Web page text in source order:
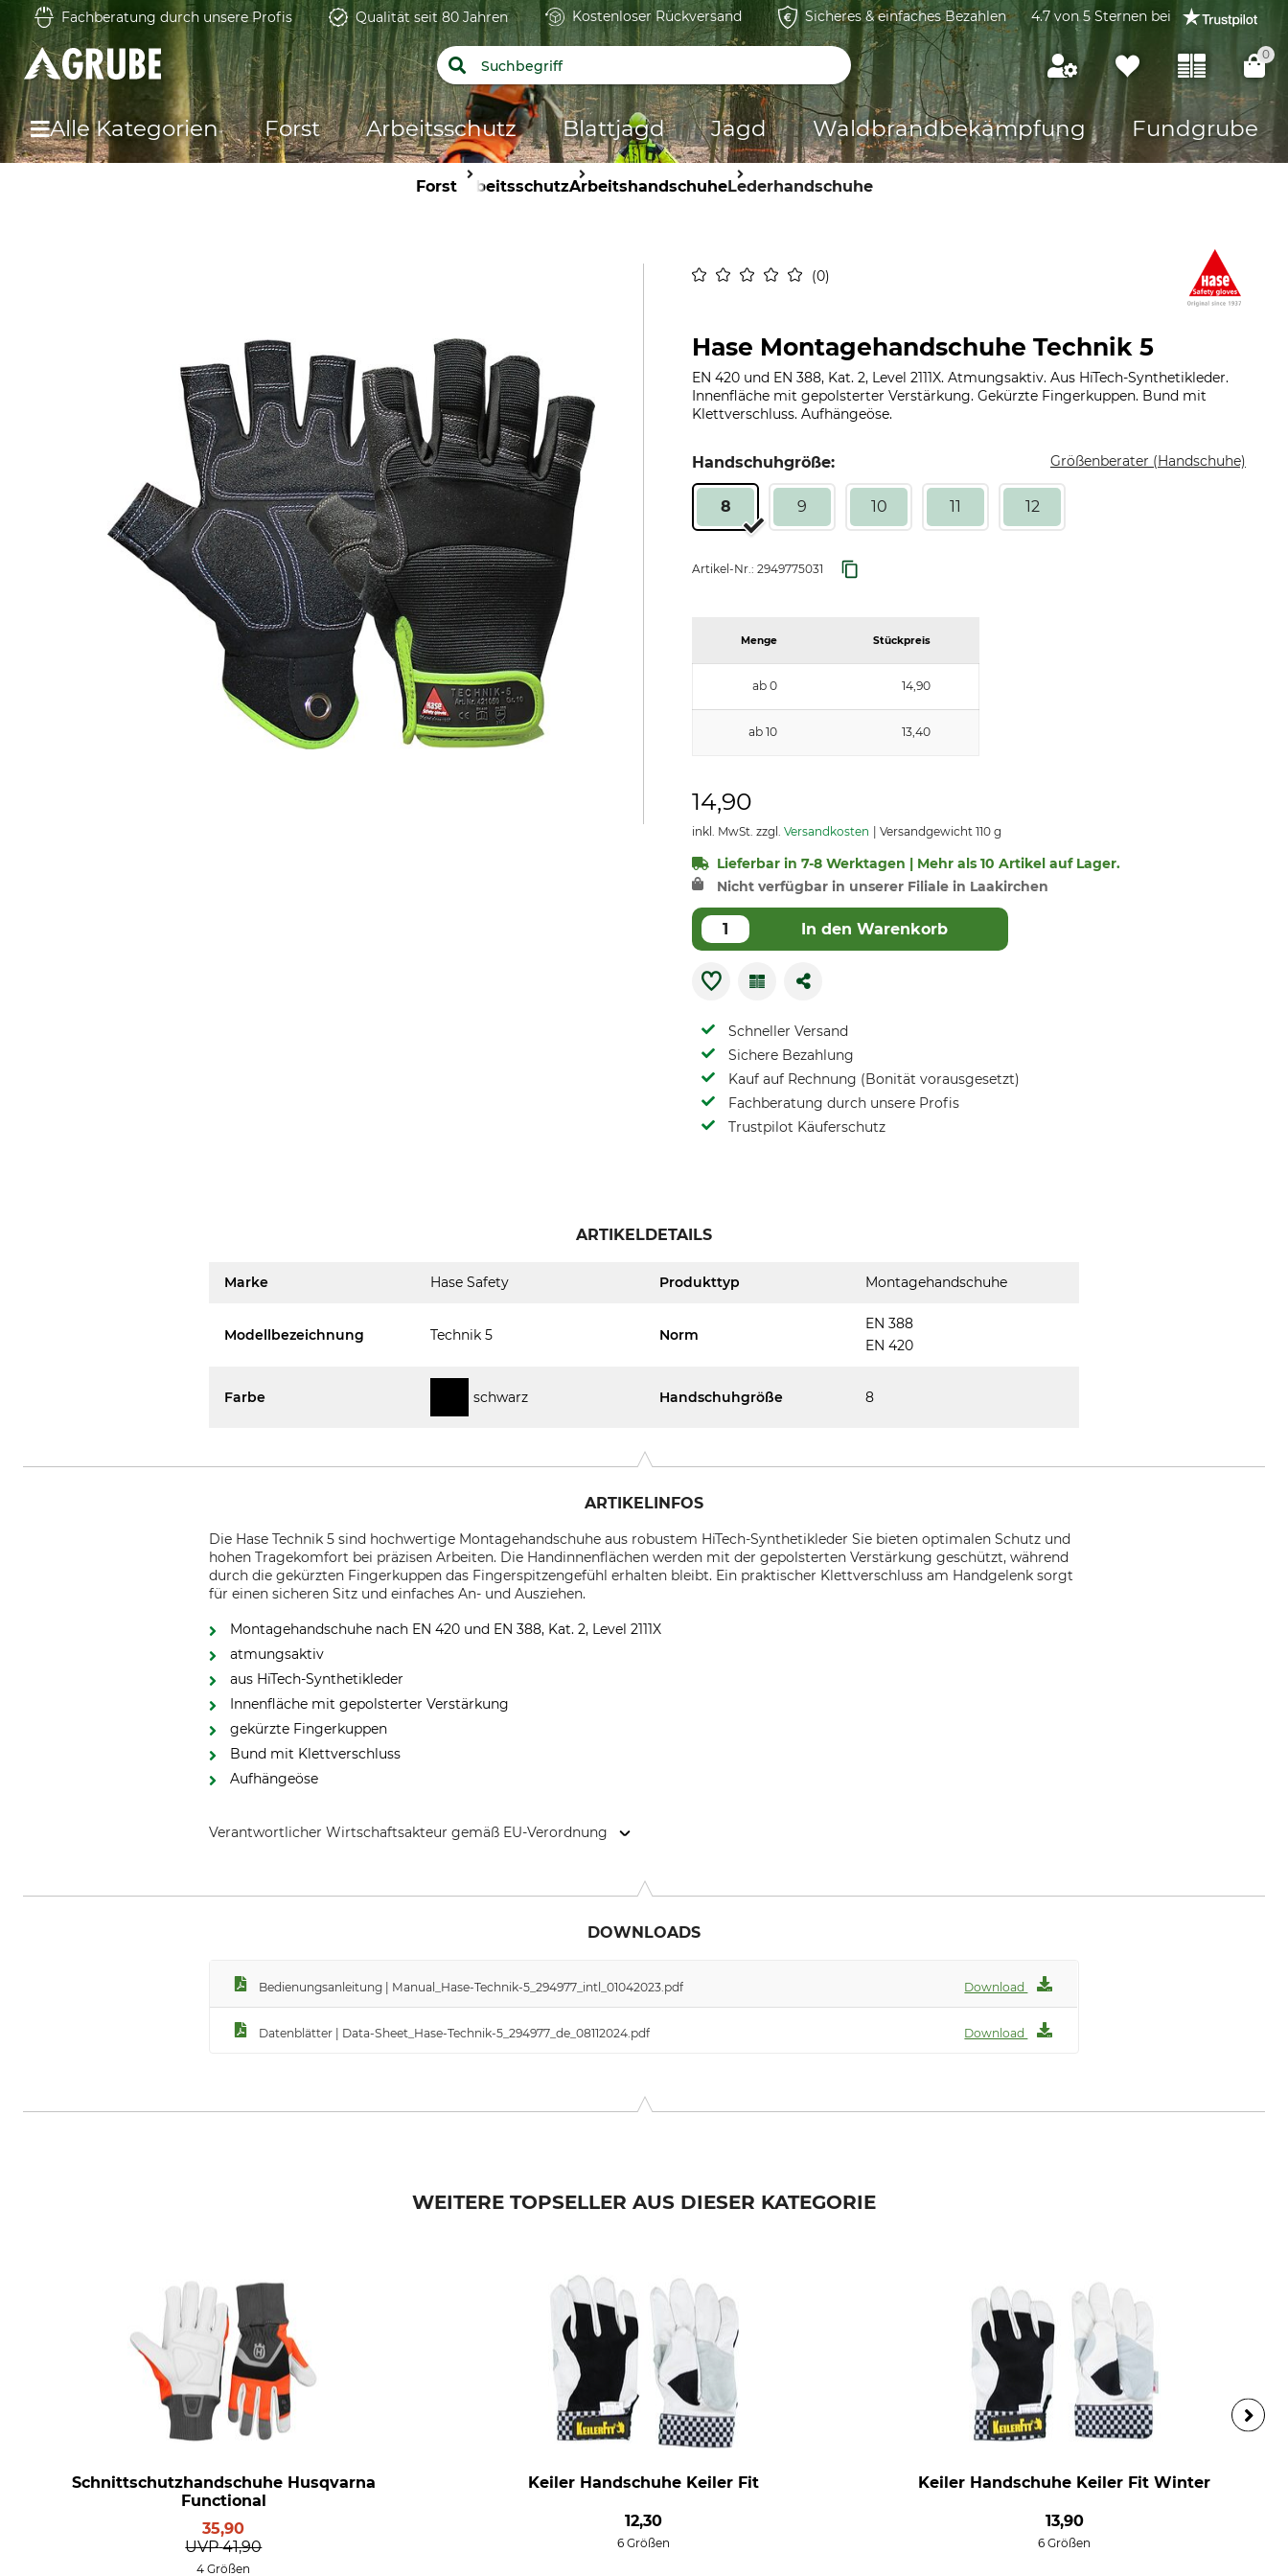
Fachberatung durch unsere Profis Qualität seit 80 Jahren Kostenloser Rückversand Sicheres & einfaches Bezahlen 4.7 von 5 Sternen bei
0
Alle Kategorien Forst Arbeitsschutz Blattjagd Jagd Waldbrandbekämpfung Fundgrube
ForstArbeitsschutzArbeitshandschuheLederhandschuhe
0
Hase Montagehandschuhe Technik 5
EN 420 und EN 388, Kat. 2, Level 2111X. Atmungsaktiv. Aus HiTech-Synthetikleder.
Innenfläche mit gepolsterter Verstärkung. Gekürzte Fingerkuppen. Bund mit
Klettverschluss. Aufhängeöse.
Handschuhgröße: Größenberater (Handschuhe)
8 9 10 11 12
Artikel-Nr.: 2949775031
Menge Stückpreis
ab 0 14,90
ab 10 13,40
14,90
inkl. MwSt. zzgl. Versandkosten Versandgewicht 110 g
Lieferbar in 7-8 Werktagen | Mehr als 10 Artikel auf Lager.
Nicht verfügbar in unserer Filiale in Laakirchen
In den Warenkorb
Schneller Versand
Sichere Bezahlung
Kauf auf Rechnung (Bonität vorausgesetzt)
Fachberatung durch unsere Profis
Trustpilot Käuferschutz
ARTIKELDETAILS
Marke Hase Safety Produkttyp Montagehandschuhe
Modellbezeichnung Technik 5 Norm
EN 388
EN 420
Farbe schwarz Handschuhgröße 8
ARTIKELINFOS
Die Hase Technik 5 sind hochwertige Montagehandschuhe aus robustem HiTech-Synthetikleder Sie bieten optimalen Schutz und
hohen Tragekomfort bei präzisen Arbeiten. Die Handinnenflächen werden mit der gepolsterten Verstärkung geschützt, während
durch die gekürzten Fingerkuppen das Fingerspitzengefühl erhalten bleibt. Ein praktischer Klettverschluss am Handgelenk sorgt
für einen sicheren Sitz und einfaches An- und Ausziehen.
Montagehandschuhe nach EN 420 und EN 388, Kat. 2, Level 2111X
atmungsaktiv
aus HiTech-Synthetikleder
Innenfläche mit gepolsterter Verstärkung
gekürzte Fingerkuppen
Bund mit Klettverschluss
Aufhängeöse
Verantwortlicher Wirtschaftsakteur gemäß EU-Verordnung
DOWNLOADS
Bedienungsanleitung | Manual_Hase-Technik-5_294977_intl_01042023.pdf Download
Datenblätter | Data-Sheet_Hase-Technik-5_294977_de_08112024.pdf Download
WEITERE TOPSELLER AUS DIESER KATEGORIE
Schnittschutzhandschuhe Husqvarna
Functional
35,90
UVP 41,90
4 Größen
Keiler Handschuhe Keiler Fit
12,30
6 Größen
Keiler Handschuhe Keiler Fit Winter
13,90
6 Größen